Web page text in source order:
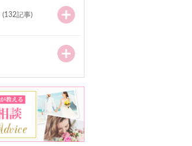
(132記事)